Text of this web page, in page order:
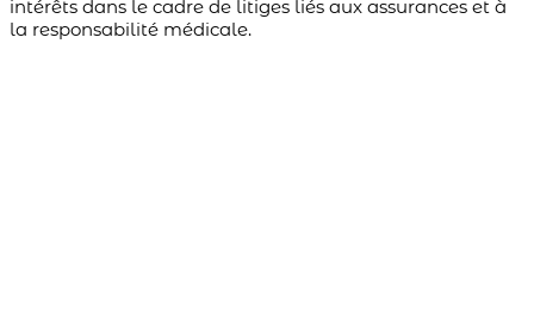
intérêts dans le cadre de litiges liés aux assurances et à
la responsabilité médicale.